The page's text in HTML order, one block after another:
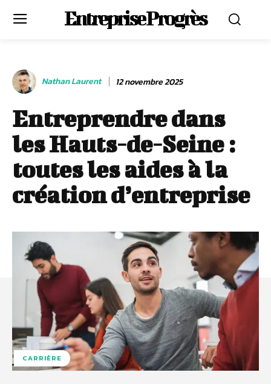
Entreprise Progrès
Nathan Laurent 12 novembre 2025
Entreprendre dans
les Hauts-de-Seine :
toutes les aides à la
création d’entreprise
CARRIÈRE